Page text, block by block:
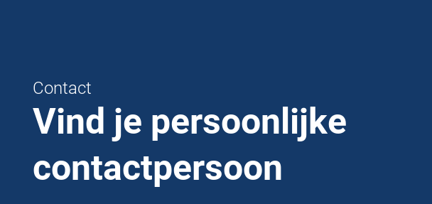
Contact
Vind je persoonlijke
contactpersoon